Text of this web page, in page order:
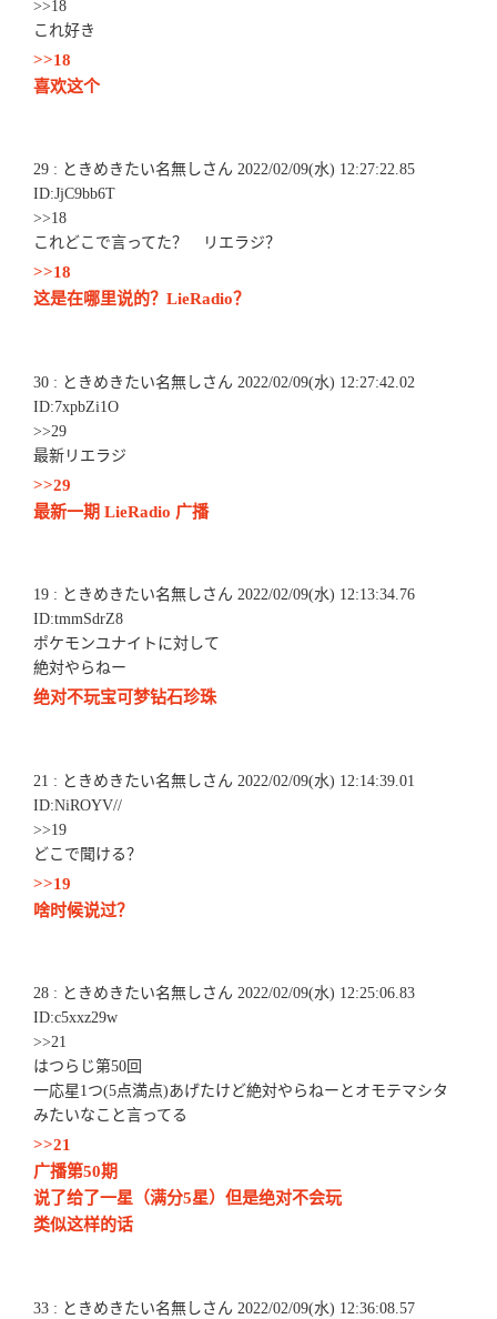
>>18
これ好き
>>18
喜欢这个
29 : ときめきたい名無しさん 2022/02/09(水) 12:27:22.85
ID:JjC9bb6T
>>18
これどこで言ってた？ リエラジ？
>>18
这是在哪里说的？LieRadio？
30 : ときめきたい名無しさん 2022/02/09(水) 12:27:42.02
ID:7xpbZi1O
>>29
最新リエラジ
>>29
最新一期 LieRadio 广播
19 : ときめきたい名無しさん 2022/02/09(水) 12:13:34.76
ID:tmmSdrZ8
ポケモンユナイトに対して
絶対やらねー
绝对不玩宝可梦钻石珍珠
21 : ときめきたい名無しさん 2022/02/09(水) 12:14:39.01
ID:NiROYV//
>>19
どこで聞ける？
>>19
啥时候说过？
28 : ときめきたい名無しさん 2022/02/09(水) 12:25:06.83
ID:c5xxz29w
>>21
はつらじ第50回
一応星1つ(5点満点)あげたけど絶対やらねーとオモテマシタ
みたいなこと言ってる
>>21
广播第50期
说了给了一星（满分5星）但是绝对不会玩
类似这样的话
33 : ときめきたい名無しさん 2022/02/09(水) 12:36:08.57